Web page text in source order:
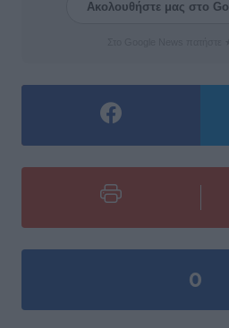
Ακολουθήστε μας στο
0